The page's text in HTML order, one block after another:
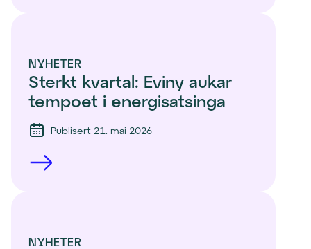
NYHETER
Sterkt kvartal: Eviny aukar
tempoet i energisatsinga
Publisert 21. mai 2026
NYHETER